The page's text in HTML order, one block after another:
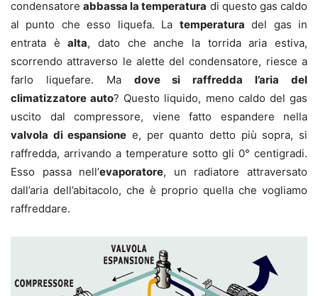
condensatoreabbassa la temperatura di questo gas caldo
al punto che esso liquefa. La temperatura del gas in
entrata èalta, dato che anche la torrida aria estiva,
scorrendo attraverso le alette del condensatore, riesce a
farlo liquefare. Ma dove si raffredda l’aria del
climatizzatore auto? Questo liquido, meno caldo del gas
uscito dal compressore, viene fatto espandere nella
valvola di espansione e, per quanto detto più sopra, si
raffredda, arrivando a temperature sotto gli 0° centigradi.
Esso passa nell’evaporatore, un radiatore attraversato
dall’aria dell’abitacolo, che è proprio quella che vogliamo
raffreddare.